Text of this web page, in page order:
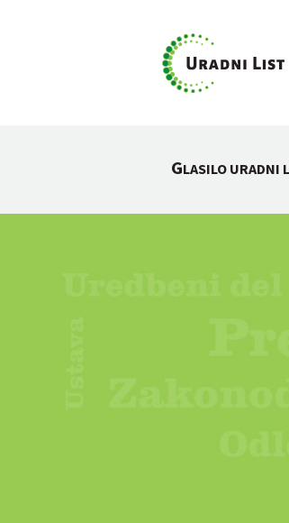
GLASILO URADNI